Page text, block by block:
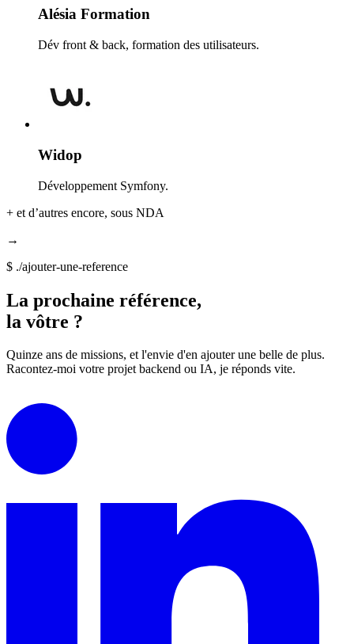
Alésia Formation
Dév front & back, formation des utilisateurs.
Widop
Développement Symfony.
+ et d’autres encore, sous NDA
→
$ ./ajouter-une-reference
La prochaine référence,
la vôtre ?
Quinze ans de missions, et l'envie d'en ajouter une belle de plus.
Racontez-moi votre projet backend ou IA, je réponds vite.